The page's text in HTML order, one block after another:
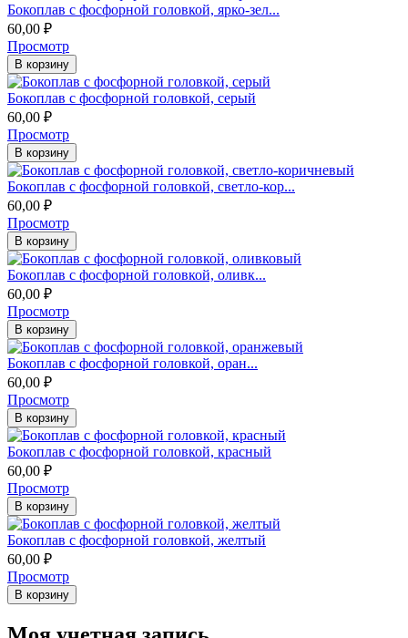
​​Бокоплав с фосфорной головкой, ярко-зел...
60,00 ₽
Просмотр
В корзину
​​​Бокоплав с фосфорной головкой, серый
60,00 ₽
Просмотр
В корзину
Бокоплав с фосфорной головкой, светло-кор...
60,00 ₽
Просмотр
В корзину
​​​​​Бокоплав с фосфорной головкой, оливк...
60,00 ₽
Просмотр
В корзину
​​​​​​Бокоплав с фосфорной головкой, оран...
60,00 ₽
Просмотр
В корзину
Бокоплав с фосфорной головкой, красный
60,00 ₽
Просмотр
В корзину
​Бокоплав с фосфорной головкой, желтый
60,00 ₽
Просмотр
В корзину